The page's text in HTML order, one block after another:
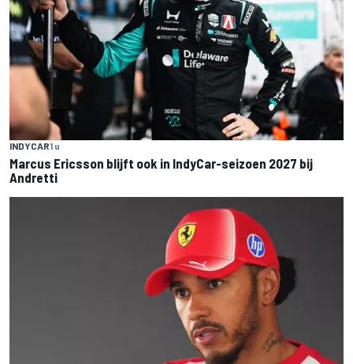
INDYCAR1 u
Marcus Ericsson blijft ook in IndyCar-seizoen 2027 bij
Andretti